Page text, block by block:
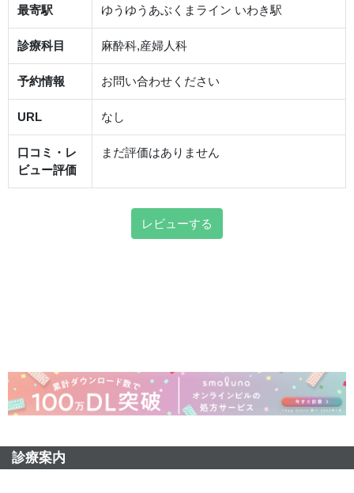
最寄駅 ゆうゆうあぶくまライン いわき駅
診療科目 麻酔科,産婦人科
予約情報 お問い合わせください
URL なし
口コミ・レ
ビュー評価
まだ評価はありません
レビューする
診療案内